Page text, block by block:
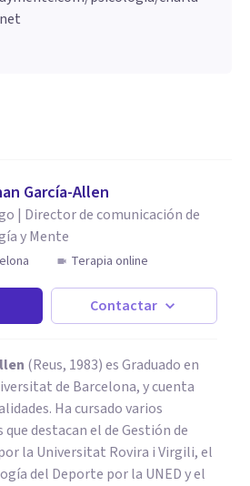
García-Allen
| Director de comunicación de
y Mente
Terapia online
Contactar
(Reus, 1983) es Graduado en
de Barcelona, y cuenta
Ha cursado varios
destacan el de Gestión de
la Universitat Rovira i Virgili, el
del Deporte por la UNED y el